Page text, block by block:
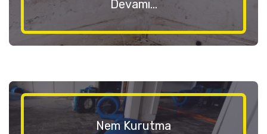
Devamı...
Nem Kurutma